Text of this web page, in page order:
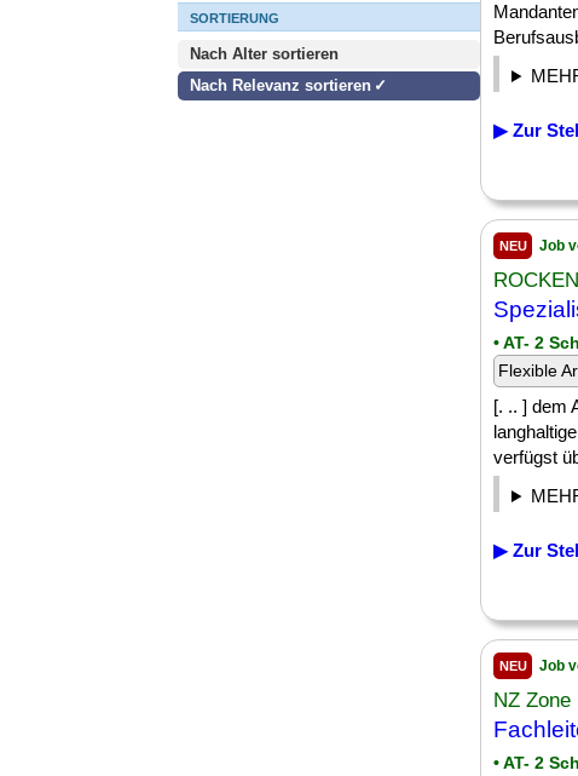
SORTIERUNG
Nach Alter sortieren
Nach Relevanz sortieren
▶ Zur
NEU Job
• AT- 2
Flexible
[. .. ] dem
verfügst
▶ Zur
NEU Job
NZ Zone
• AT- 2